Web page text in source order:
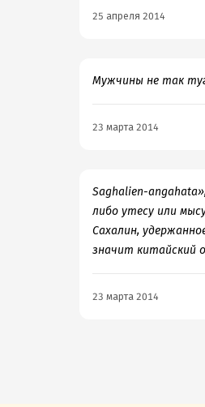
25 апреля 2014
Мужчины не так
23 марта 2014
Saghalien-
либо утесу или
Сахалин,
значит китайский
23 марта 2014